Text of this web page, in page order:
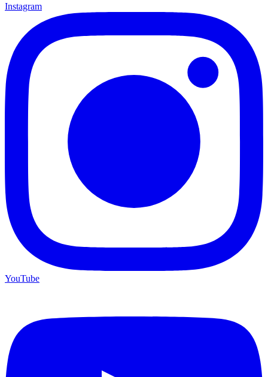
Instagram
YouTube